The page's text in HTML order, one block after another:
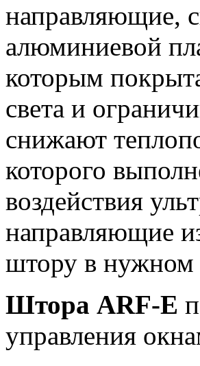
направляющие,
алюминиевой
которым
света и
снижают
которого
воздействия
направляющие
штору в нужном
Штора ARF-E
управления